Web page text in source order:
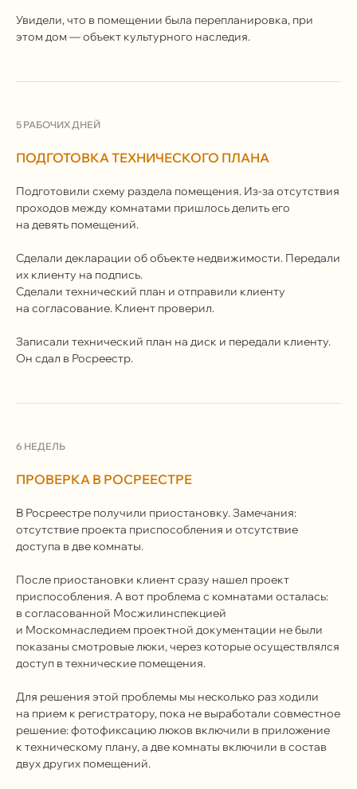
Увидели, что в помещении была перепланировка, при
этом дом — объект культурного наследия.
5 РАБОЧИХ ДНЕЙ
ПОДГОТОВКА ТЕХНИЧЕСКОГО ПЛАНА
Подготовили схему раздела помещения. Из-за отсутствия
проходов между комнатами пришлось делить его
на девять помещений.
Сделали декларации об объекте недвижимости. Передали
их клиенту на подпись.
Сделали технический план и отправили клиенту
на согласование. Клиент проверил.
Записали технический план на диск и передали клиенту.
Он сдал в Росреестр.
6 НЕДЕЛЬ
ПРОВЕРКА В РОСРЕЕСТРЕ
В Росреестре получили приостановку. Замечания:
отсутствие проекта приспособления и отсутствие
доступа в две комнаты.
После приостановки клиент сразу нашел проект
приспособления. А вот проблема с комнатами осталась:
в согласованной Мосжилинспекцией
и Москомнаследием проектной документации не были
показаны смотровые люки, через которые осуществлялся
доступ в технические помещения.
Для решения этой проблемы мы несколько раз ходили
на прием к регистратору, пока не выработали совместное
решение: фотофиксацию люков включили в приложение
к техническому плану, а две комнаты включили в состав
двух других помещений.
У вас похожая задача?
Мы поможем ее решить!
Я согласен с
Отправить
Расскажите о ней по телефону, почте или
в форме. Мы свяжемся с вами, уточним
детали и расскажем, как сможем вам
+7 499 136-53-55
info@corconsult.ru